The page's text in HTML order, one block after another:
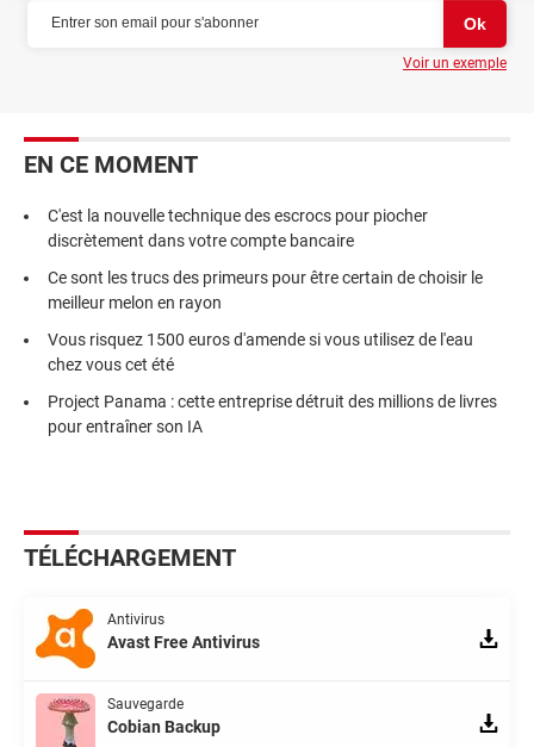
Voir un exemple
EN CE MOMENT
C'est la nouvelle technique des escrocs pour piocher
discrètement dans votre compte bancaire
Ce sont les trucs des primeurs pour être certain de choisir le
meilleur melon en rayon
Vous risquez 1500 euros d'amende si vous utilisez de l'eau
chez vous cet été
Project Panama : cette entreprise détruit des millions de livres
pour entraîner son IA
TÉLÉCHARGEMENT
Antivirus
Avast Free Antivirus
Sauvegarde
Cobian Backup